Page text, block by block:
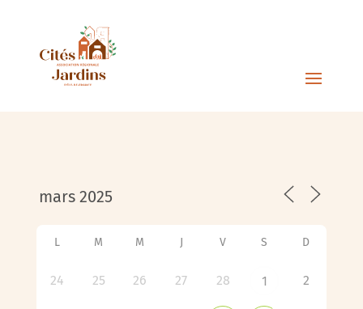
L M M J V S D
24 25 26 27 28 1 2